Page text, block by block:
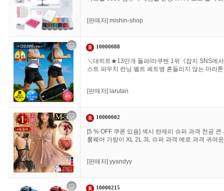
[판매자] mishin-shop
10000088
＼대히트★13만개 돌파/라쿠텐 1위《잡지 SNS에
스트 파우치 런닝 벨트 페트병 흔들리지 않는 마라
[판매자] larutan
10000002
[5 % OFF 쿠폰 있음] 섹시 란제리 슈퍼 과격 천공
룸웨어 가랑이 XL 2L 3L 슈퍼 과격 에로 과격 귀여
[판매자] yyandyy
10000215